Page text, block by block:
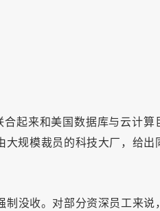
起来和美国数据库与云计算
规模裁员的科技大厂，给出
没收。对部分资深员工来说